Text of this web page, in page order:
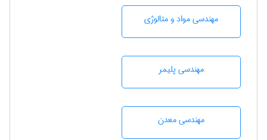
مهندسی مواد و متالوژی
مهندسی پليمر
مهندسی معدن